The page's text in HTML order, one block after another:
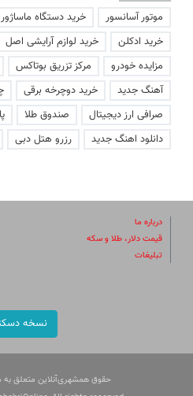
موتور آسانسور خرید دستگاه ماساژور
خرید ادکلن
خرید لوازم آرایشی اصل
مزایده خودرو
مرکز تزریق بوتاکس
آهنگ جدید
خرید دوچرخه برقی
صرافی ارز دیجیتال
صندوق طلا
دانلود اهنگ جدید
رزرو هتل دبی
درباره ما
قیمت دلار، طلا و سکه
تبلیغات
نسخه
حقوق همشهری‌آنلاین متعلق